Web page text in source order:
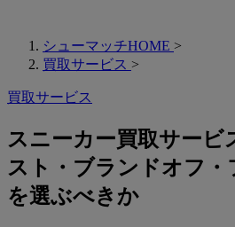
シューマッチHOME >
買取サービス >
買取サービス
スニーカー買取サービ
スト・ブランドオフ
を選ぶべきか